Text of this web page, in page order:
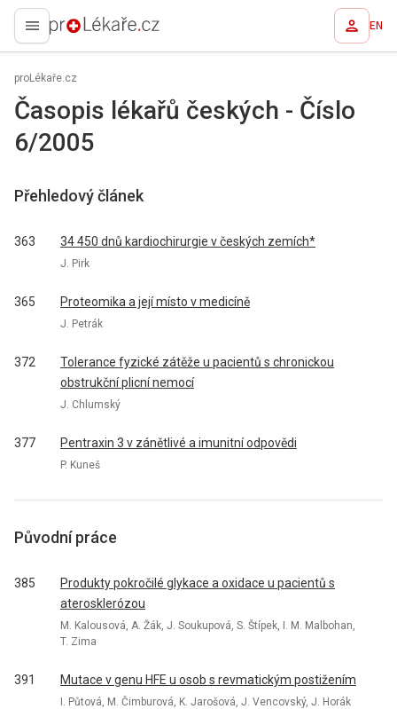
proLékaře.cz EN
proLékaře.cz
Časopis lékařů českých - Číslo
6/2005
Přehledový článek
363 34 450 dnů kardiochirurgie v českých zemích*
J. Pirk
365 Proteomika a její místo v medicíně
J. Petrák
372
Tolerance fyzické zátěže u pacientů s chronickou
obstrukční plicní nemocí
J. Chlumský
377 Pentraxin 3 v zánětlivé a imunitní odpovědi
P. Kuneš
Původní práce
385
Produkty pokročilé glykace a oxidace u pacientů s
aterosklerózou
M. Kalousová, A. Žák, J. Soukupová, S. Štípek, I. M. Malbohan,
T. Zima
391 Mutace v genu HFE u osob s revmatickým postižením
I. Půtová, M. Čimburová, K. Jarošová, J. Vencovský, J. Horák